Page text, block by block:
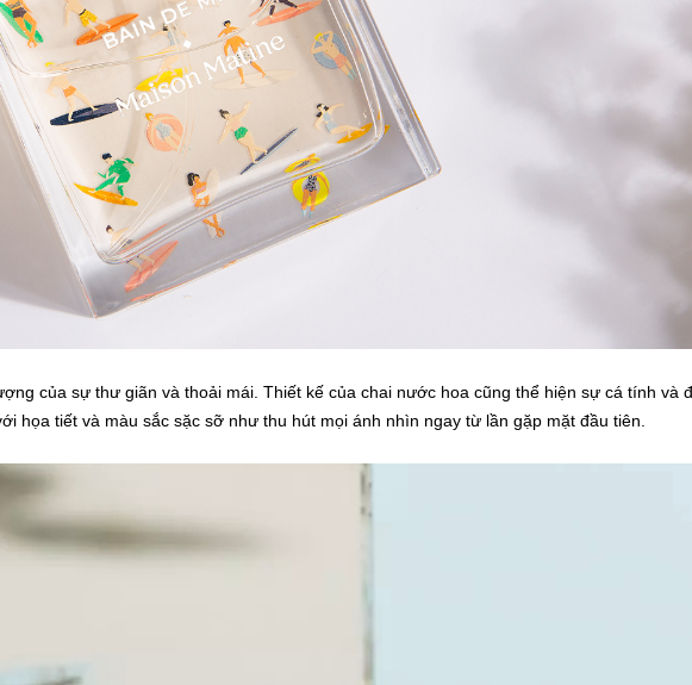
của sự thư giãn và thoải mái. Thiết kế của chai nước hoa cũng thể hiện sự cá tính và
họa tiết và màu sắc sặc sỡ như thu hút mọi ánh nhìn ngay từ lần gặp mặt đầu tiên.